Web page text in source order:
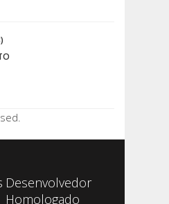
Desenvolvedor
Homologado